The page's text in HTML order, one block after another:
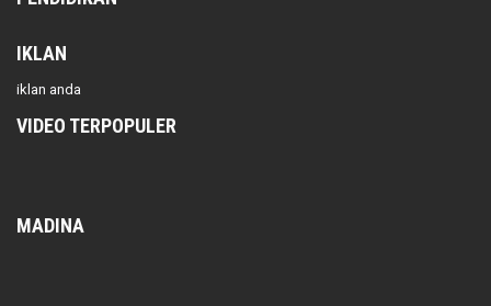
IKLAN
iklan anda
VIDEO TERPOPULER
MADINA